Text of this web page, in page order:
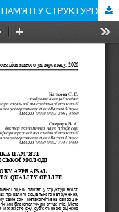
ЯКІСТЬ СНУ ТА СУБ’ЄКТИВНА ОЦІНКА ПАМ’ЯТІ У СТРУКТУРІ ЯКОСТІ ЖИТТЯ СТУДЕНТСЬКОЇ МОЛОДІ